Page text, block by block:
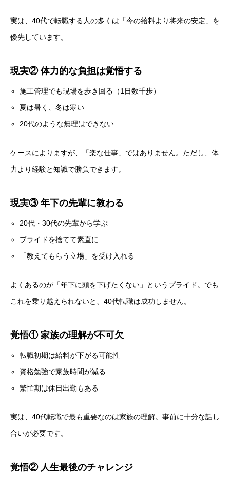
実は、40代で転職する人の多くは「今の給料より将来の安定」を
優先しています。
現実② 体力的な負担は覚悟する
施工管理でも現場を歩き回る（1日数千歩）
夏は暑く、冬は寒い
20代のような無理はできない
ケースによりますが、「楽な仕事」ではありません。ただし、体
力より経験と知識で勝負できます。
現実③ 年下の先輩に教わる
20代・30代の先輩から学ぶ
プライドを捨てて素直に
「教えてもらう立場」を受け入れる
よくあるのが「年下に頭を下げたくない」というプライド。でも
これを乗り越えられないと、40代転職は成功しません。
覚悟① 家族の理解が不可欠
転職初期は給料が下がる可能性
資格勉強で家族時間が減る
繁忙期は休日出勤もある
実は、40代転職で最も重要なのは家族の理解。事前に十分な話し
合いが必要です。
覚悟② 人生最後のチャレンジ